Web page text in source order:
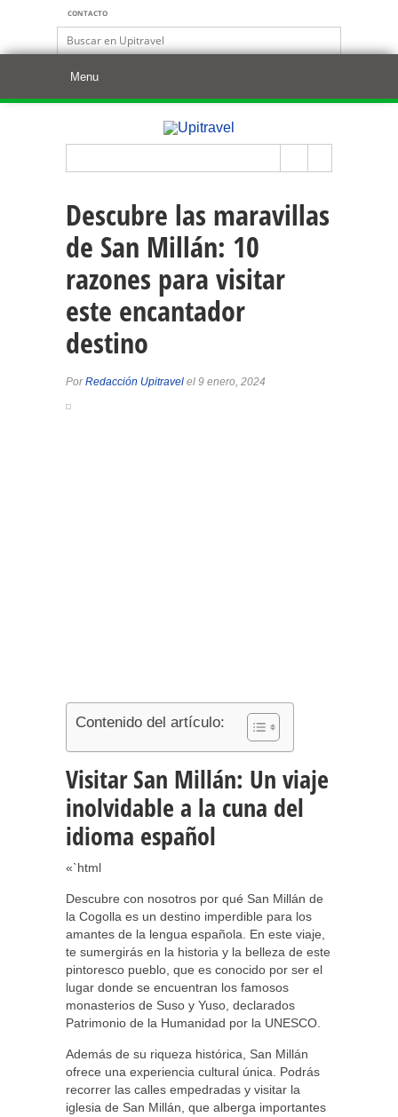
CONTACTO
Descubre las maravillas
de San Millán: 10
razones para visitar
este encantador
destino
PorRedacción Upitravel el 9 enero, 2024
Contenido del artículo:
Visitar San Millán: Un viaje
inolvidable a la cuna del
idioma español
«`html
Descubre con nosotros por qué San Millán de
la Cogolla es un destino imperdible para los
amantes de la lengua española. En este viaje,
te sumergirás en la historia y la belleza de este
pintoresco pueblo, que es conocido por ser el
lugar donde se encuentran los famosos
monasterios de Suso y Yuso, declarados
Patrimonio de la Humanidad por la UNESCO.
Además de su riqueza histórica, San Millán
ofrece una experiencia cultural única. Podrás
recorrer las calles empedradas y visitar la
iglesia de San Millán, que alberga importantes